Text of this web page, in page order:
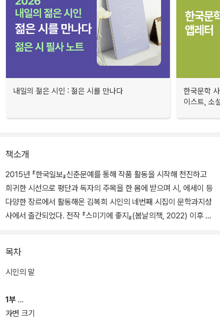
내일의 젊은 시인 : 젊은 시를 만나다
한국문학
이스트, 소
책소개
2015년 『한국일보』신춘문예를 통해 작품 활동을 시작해 천진하고
희귀한 시선으로 평단과 독자의 주목을 한 몸에 받으며 시, 에세이 등
다양한 장르에서 활동해온 김복희 시인의 네번째 시집이 문학과지성
사에서 출간되었다. 전작 『스미기에 좋지』(봄날의책, 2022) 이후 3
시인은 2024년, “ 나와 타자의 경계, 삶과 죽음의 경계, 인간과 사물
의 경계, 현실과 환상의 경계를 자유롭게 넘나들지만, 일상과 사회의
목소리”(심사위원 김기택·임승유)라는 평을 받으며 제69회 현대문
학상을 수상한 바 있다. 『내 이름을 부르는 소리』(현대문학, 2023)에
목차
시인의 말
1부
가변 크기